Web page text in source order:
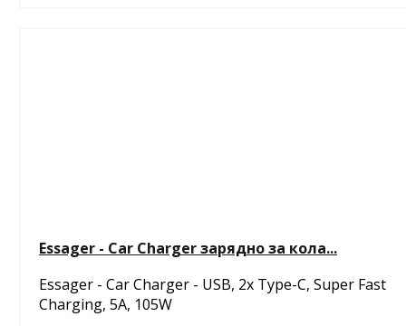
Essager - Car Charger зарядно за кола...
Essager - Car Charger - USB, 2x Type-C, Super Fast
Charging, 5A, 105W